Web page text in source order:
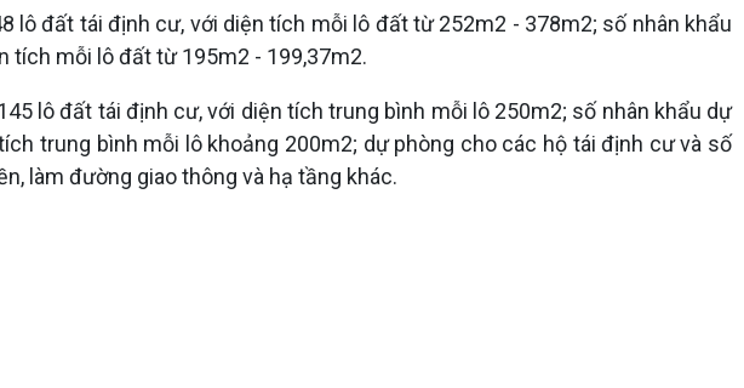
lô đất tái định cư, với diện tích mỗi lô đất từ 252m2 - 378m2; số nhân khẩu
tích mỗi lô đất từ 195m2 - 199,37m2.
lô đất tái định cư, với diện tích trung bình mỗi lô 250m2; số nhân khẩu dự
trung bình mỗi lô khoảng 200m2; dự phòng cho các hộ tái định cư và số
làm đường giao thông và hạ tầng khác.